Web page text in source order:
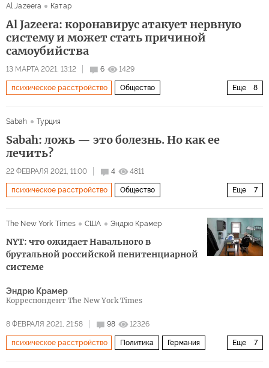
психика последствия covid-19
Al Jazeera Катар
Al Jazeera: коронавирус атакует нервную
систему и может стать причиной
самоубийства
13 МАРТА 2021, 13:12 6 1429
Еще 8
психическое расстройство Общество
пандемия коронавируса
Sabah Турция
Sabah: ложь — это болезнь. Но как ее
лечить?
22 ФЕВРАЛЯ 2021, 11:00 4 4811
Еще 7
психическое расстройство Общество
патология
The New York Times США Эндрю Крамер
NYT: что ожидает Навального в
брутальной российской пенитенциарной
системе
Эндрю Крамер
Корреспондент The New York Times
8 ФЕВРАЛЯ 2021, 21:58 98 12326
Еще 7
психическое расстройство Политика Германия